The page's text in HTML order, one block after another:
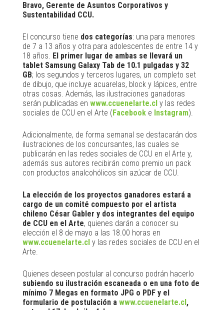
Bravo, Gerente de Asuntos Corporativos y
Sustentabilidad CCU.
El concurso tiene dos categorías: una para menores
de 7 a 13 años y otra para adolescentes de entre 14 y
18 años. El primer lugar de ambas se llevará un
tablet Samsung Galaxy Tab de 10.1 pulgadas y 32
GB; los segundos y terceros lugares, un completo set
de dibujo, que incluye acuarelas, block y lápices, entre
otras cosas. Además, las ilustraciones ganadoras
serán publicadas en www.ccuenelarte.cly las redes
sociales de CCU en el Arte (Facebooke Instagram).
Adicionalmente, de forma semanal se destacarán dos
ilustraciones de los concursantes, las cuales se
publicarán en las redes sociales de CCU en el Arte y,
además sus autores recibirán como premio un pack
con productos analcohólicos sin azúcar de CCU.
La elección de los proyectos ganadores estará a
cargo de un comité compuesto por el artista
chileno César Gabler y dos integrantes del equipo
de CCU en el Arte, quienes darán a conocer su
elección el 8 de mayo a las 18.00 horas en
www.ccuenelarte.cly las redes sociales de CCU en el
Arte.
Quienes deseen postular al concurso podrán hacerlo
subiendo su ilustración escaneada o en una foto de
mínimo 7 Megas en formato JPG o PDF y el
formulario de postulación a www.ccuenelarte.cl,